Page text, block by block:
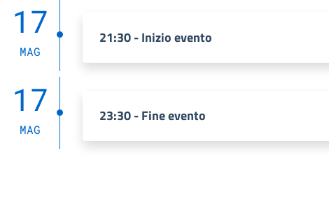
17
MAG
21:30 - Inizio evento
17
MAG
23:30 - Fine evento